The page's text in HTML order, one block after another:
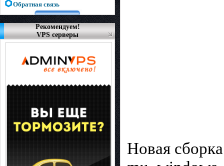
Обратная связь
Рекомендуем!
VPS серверы
Новая